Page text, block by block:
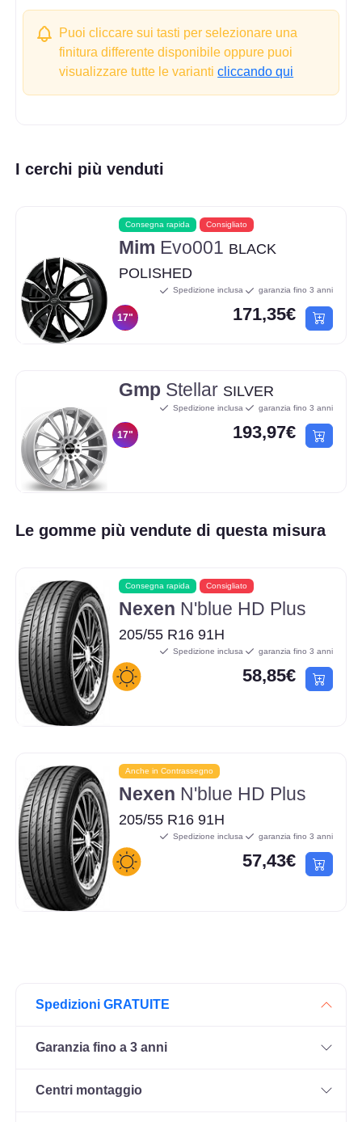
Puoi cliccare sui tasti per selezionare una
finitura differente disponibile oppure puoi
visualizzare tutte le varianticliccando qui
I cerchi più venduti
Consegna rapida Consigliato
Mim Evo001 BLACK
POLISHED
17"
Spedizione inclusa garanzia fino 3 anni
171,35€
Gmp Stellar SILVER
17"
Spedizione inclusa garanzia fino 3 anni
193,97€
Le gomme più vendute di questa misura
Consegna rapida Consigliato
Nexen N'blue HD Plus
205/55 R16 91H
Spedizione inclusa garanzia fino 3 anni
58,85€
Anche in Contrassegno
Nexen N'blue HD Plus
205/55 R16 91H
Spedizione inclusa garanzia fino 3 anni
57,43€
Spedizioni GRATUITE
Garanzia fino a 3 anni
Centri montaggio